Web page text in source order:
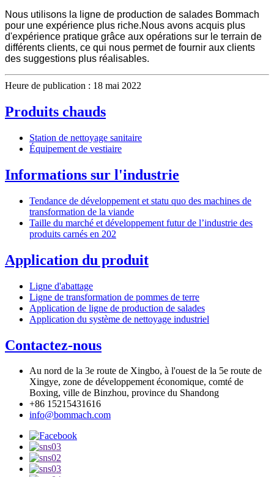
Nous utilisons la ligne de production de salades Bommach
pour une expérience plus riche.Nous avons acquis plus
d'expérience pratique grâce aux opérations sur le terrain de
différents clients, ce qui nous permet de fournir aux clients
des suggestions plus réalisables.
Heure de publication : 18 mai 2022
Produits chauds
Station de nettoyage sanitaire
Équipement de vestiaire
Informations sur l'industrie
Tendance de développement et statu quo des machines de
transformation de la viande
Taille du marché et développement futur de l’industrie des
produits carnés en 202
Application du produit
Ligne d'abattage
Ligne de transformation de pommes de terre
Application de ligne de production de salades
Application du système de nettoyage industriel
Contactez-nous
Au nord de la 3e route de Xingbo, à l'ouest de la 5e route de
Xingye, zone de développement économique, comté de
Boxing, ville de Binzhou, province du Shandong
+86 15215431616
info@bommach.com